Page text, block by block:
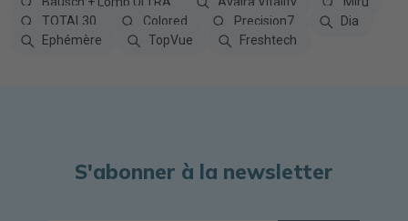
TOTAL30
Colored Precision7
Dia
Ephémère
TopVue Freshtech
S'abonner à la newsletter